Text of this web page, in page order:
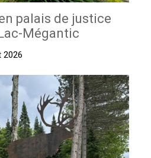
palais de justice
Mégantic
2026